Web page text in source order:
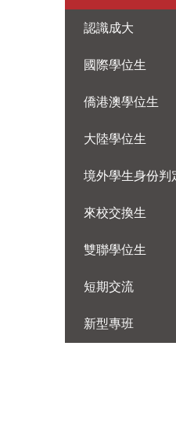
認識成大
國際學位生
僑港澳學位生
大陸學位生
境外學生身份判
來校交換生
雙聯學位生
短期交流
新型專班